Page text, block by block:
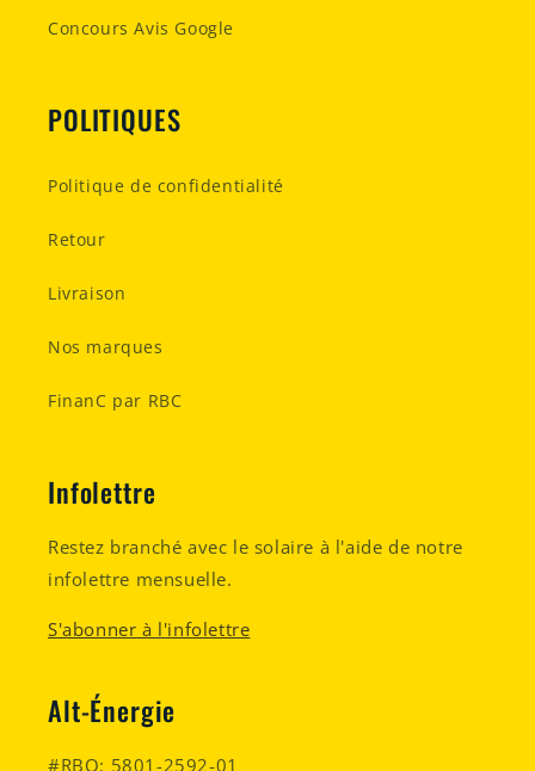
Concours Avis Google
POLITIQUES
Politique de confidentialité
Retour
Livraison
Nos marques
FinanC par RBC
Infolettre
Restez branché avec le solaire à l'aide de notre
infolettre mensuelle.
S'abonner à l'infolettre
Alt-Énergie
#RBQ: 5801-2592-01